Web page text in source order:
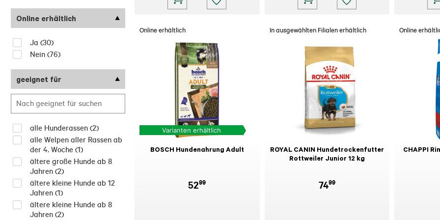
Online erhältlich
Ja (30)
Nein (76)
geeignet für
alle Hunderassen (2)
alle Welpen aller Rassen ab
der 4. Woche (1)
ältere große Hunde ab 8
Jahren (2)
ältere kleine Hunde ab 12
Jahren (1)
ältere kleine Hunde ab 8
Jahren (2)
Online erhältlich
Varianten erhältlich
BOSCH Hundenahrung Adult
5299
In ausgewählten Filialen erhältlich
ROYAL CANIN Hundetrockenfutter
Rottweiler Junior 12 kg
7499
Online
CHAPPI